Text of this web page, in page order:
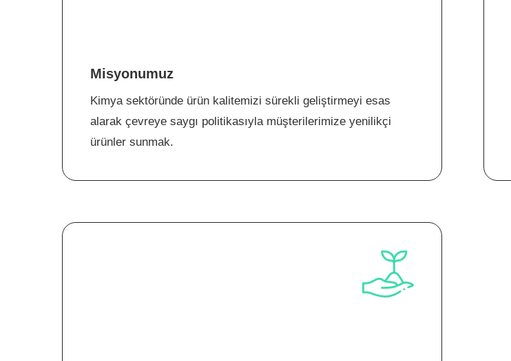
Misyonumuz
Kimya sektöründe ürün kalitemizi sürekli geliştirmeyi esas
alarak çevreye saygı politikasıyla müşterilerimize yenilikçi
ürünler sunmak.